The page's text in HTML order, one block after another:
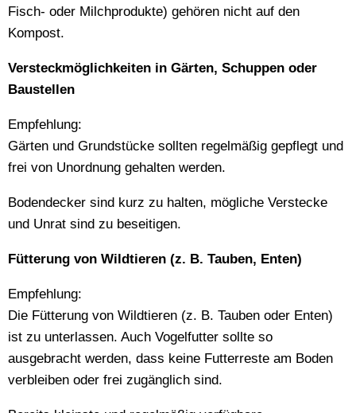
Fisch- oder Milchprodukte) gehören nicht auf den
Kompost.
Versteckmöglichkeiten in Gärten, Schuppen oder
Baustellen
Empfehlung:
Gärten und Grundstücke sollten regelmäßig gepflegt und
frei von Unordnung gehalten werden.
Bodendecker sind kurz zu halten, mögliche Verstecke
und Unrat sind zu beseitigen.
Fütterung von Wildtieren (z. B. Tauben, Enten)
Empfehlung:
Die Fütterung von Wildtieren (z. B. Tauben oder Enten)
ist zu unterlassen. Auch Vogelfutter sollte so
ausgebracht werden, dass keine Futterreste am Boden
verbleiben oder frei zugänglich sind.